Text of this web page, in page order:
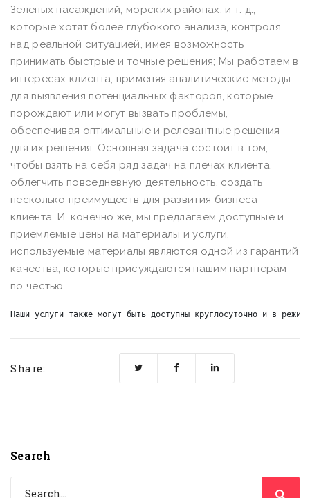
Зеленых насаждений, морских районах, и т. д.,
которые хотят более глубокого анализа, контроля
над реальной ситуацией, имея возможность
принимать быстрые и точные решения; Мы работаем в
интересах клиента, применяя аналитические методы
для выявления потенциальных факторов, которые
порождают или могут вызвать проблемы,
обеспечивая оптимальные и релевантные решения
для их решения. Основная задача состоит в том,
чтобы взять на себя ряд задач на плечах клиента,
облегчить повседневную деятельность, создать
несколько преимуществ для развития бизнеса
клиента. И, конечно же, мы предлагаем доступные и
приемлемые цены на материалы и услуги,
используемые материалы являются одной из гарантий
качества, которые присуждаются нашим партнерам
по честью.
Наши услуги также могут быть доступны круглосуточно и в
Share:
Search